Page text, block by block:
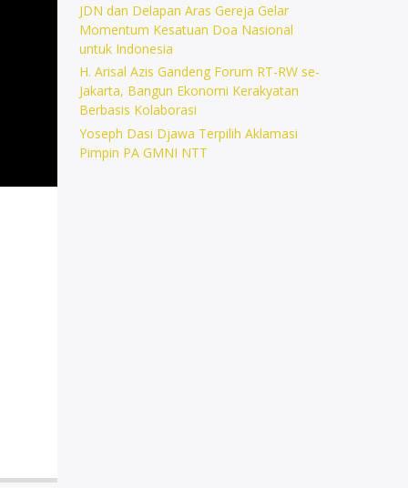
JDN dan Delapan Aras Gereja Gelar
Momentum Kesatuan Doa Nasional
untuk Indonesia
H. Arisal Azis Gandeng Forum RT-RW se-
Jakarta, Bangun Ekonomi Kerakyatan
Berbasis Kolaborasi
Yoseph Dasi Djawa Terpilih Aklamasi
Pimpin PA GMNI NTT